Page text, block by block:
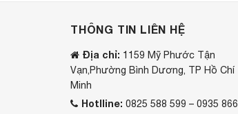
THÔNG TIN LIÊN HỆ
Địa chỉ: 1159 Mỹ Phước Tận
Vạn,Phường Bình Dương, TP Hồ Chí
Minh
Hotlline: 0825 588 599 – 0935 866